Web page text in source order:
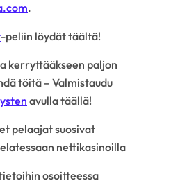
.
-peliin löydät täältä!
kerryttääkseen paljon
töitä – Valmistaudu
avulla täällä!
pelaajat suosivat
nettikasinoilla
osoitteessa